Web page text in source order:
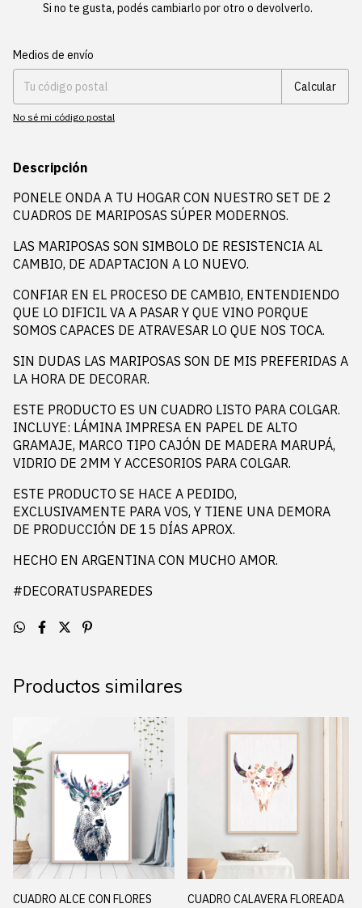
Si no te gusta, podés cambiarlo por otro o devolverlo.
Entregas para el CP:
Medios de envío
Calcular
No sé mi código postal
Descripción
PONELE ONDA A TU HOGAR CON NUESTRO SET DE 2
CUADROS DE MARIPOSAS SÚPER MODERNOS.
LAS MARIPOSAS SON SIMBOLO DE RESISTENCIA AL
CAMBIO, DE ADAPTACION A LO NUEVO.
CONFIAR EN EL PROCESO DE CAMBIO, ENTENDIENDO
QUE LO DIFICIL VA A PASAR Y QUE VINO PORQUE
SOMOS CAPACES DE ATRAVESAR LO QUE NOS TOCA.
SIN DUDAS LAS MARIPOSAS SON DE MIS PREFERIDAS A
LA HORA DE DECORAR.
ESTE PRODUCTO ES UN CUADRO LISTO PARA COLGAR.
INCLUYE: LÁMINA IMPRESA EN PAPEL DE ALTO
GRAMAJE, MARCO TIPO CAJÓN DE MADERA MARUPÁ,
VIDRIO DE 2MM Y ACCESORIOS PARA COLGAR.
ESTE PRODUCTO SE HACE A PEDIDO,
EXCLUSIVAMENTE PARA VOS, Y TIENE UNA DEMORA
DE PRODUCCIÓN DE 15 DÍAS APROX.
HECHO EN ARGENTINA CON MUCHO AMOR.
#DECORATUSPAREDES
Productos similares
CUADRO ALCE CON FLORES CUADRO CALAVERA FLOREADA